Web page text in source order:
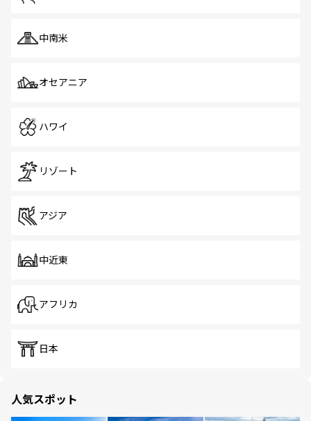
中南米
オセアニア
ハワイ
リゾート
アジア
中近東
アフリカ
日本
人気スポット